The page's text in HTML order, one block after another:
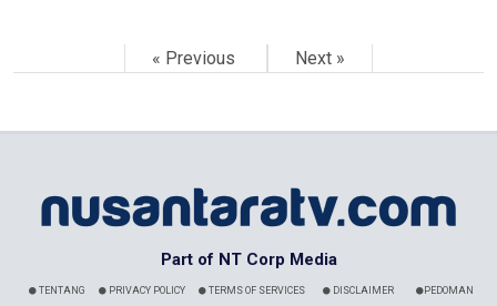
« Previous Next »
Part of NT Corp Media
TENTANG PRIVACY POLICY TERMS OF SERVICES DISCLAIMER PEDOMAN